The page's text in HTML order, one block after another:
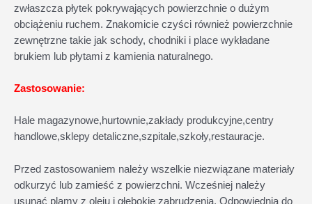
zwłaszcza płytek pokrywających powierzchnie o dużym
obciążeniu ruchem. Znakomicie czyści również powierzchnie
zewnętrzne takie jak schody, chodniki i place wykładane
brukiem lub płytami z kamienia naturalnego.
Zastosowanie:
Hale magazynowe,hurtownie,zakłady produkcyjne,centry
handlowe,sklepy detaliczne,szpitale,szkoły,restauracje.
Przed zastosowaniem należy wszelkie niezwiązane materiały
odkurzyć lub zamieść z powierzchni. Wcześniej należy
usunąć plamy z oleju i głębokie zabrudzenia. Odpowiednia do